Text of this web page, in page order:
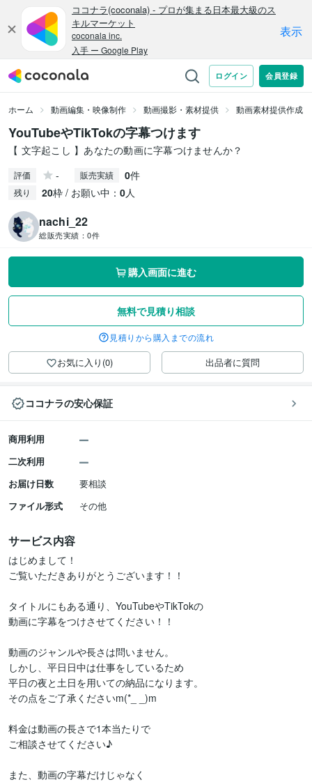
ホーム 動画編集・映像制作 動画撮影・素材提供 動画素材提供作成
YouTubeやTikTokの字幕つけます
【 文字起こし 】あなたの動画に字幕つけませんか？
評価 - 販売実績 0件
残り 20枠 / お願い中： 0人
nachi_22
総販売実績： 0件
購入画面に進む
無料で見積り相談
見積りから購入までの流れ
お気に入り(0) 出品者に質問
ココナラの安心保証
商用利用
二次利用
お届け日数
要相談
ファイル形式
その他
サービス内容
はじめまして！
ご覧いただきありがとうございます！！
タイトルにもある通り、YouTubeやTikTokの
動画に字幕をつけさせてください！！
動画のジャンルや長さは問いません。
しかし、平日日中は仕事をしているため
平日の夜と土日を用いての納品になります。
その点をご了承くださいm(*_ _)m
料金は動画の長さで1本当たりで
ご相談させてください♪
また、動画の字幕だけじゃなく